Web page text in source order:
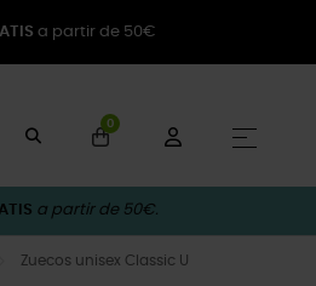
a partir de 50€
0
☰
a partir de 50€.
Zuecos unisex Classic U